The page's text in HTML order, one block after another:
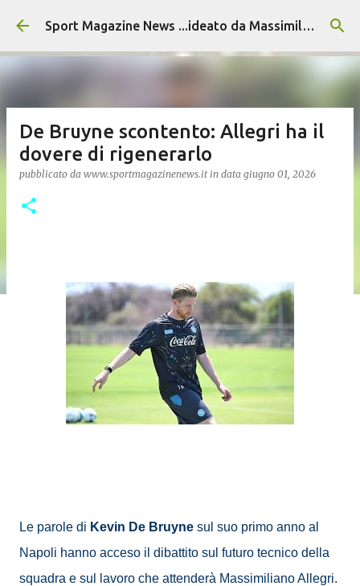
Passa ai contenuti principali Sport Magazine News ...ideato da Massimiliano Alvino
De Bruyne scontento: Allegri ha il
dovere di rigenerarlo
pubblicato da www.sportmagazinenews.it in data giugno 01, 2026
Le parole di Kevin De Bruyne sul suo primo anno al
Napoli hanno acceso il dibattito sul futuro tecnico della
squadra e sul lavoro che attenderà Massimiliano Allegri.